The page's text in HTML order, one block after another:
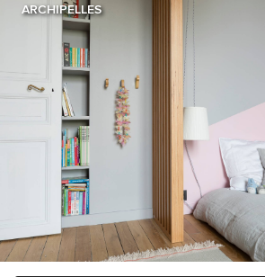
ARCHIPELLES